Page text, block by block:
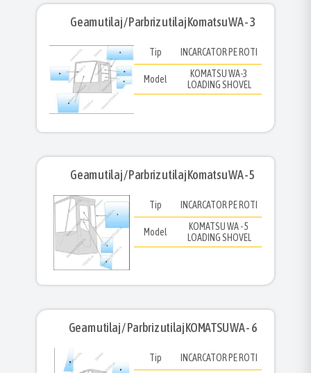
Geam utilaj / Parbriz utilaj Komatsu WA - 3
Tip INCARCATOR PE ROTI
Model
KOMATSU WA-3
LOADING SHOVEL
Geam utilaj / Parbriz utilaj Komatsu WA - 5
Tip INCARCATOR PE ROTI
Model
KOMATSU WA - 5
LOADING SHOVEL
Geam utilaj / Parbriz utilaj KOMATSU WA - 6
Tip INCARCATOR PE ROTI